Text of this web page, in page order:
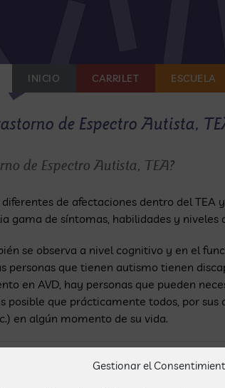
Gestionar el
INICIO CARRILET ESCUELA
de Espectro Autista,
de Espectro Autista, TEA?
de afectaciones dentro del
gama de síntomas, habilidades y niveles
se observa a nivel cognitivo y en el
personas que tienen autismo tienen
en AVD, hay personas que pueden
posible que prácticamente todos, por
en algún momento de su vida.